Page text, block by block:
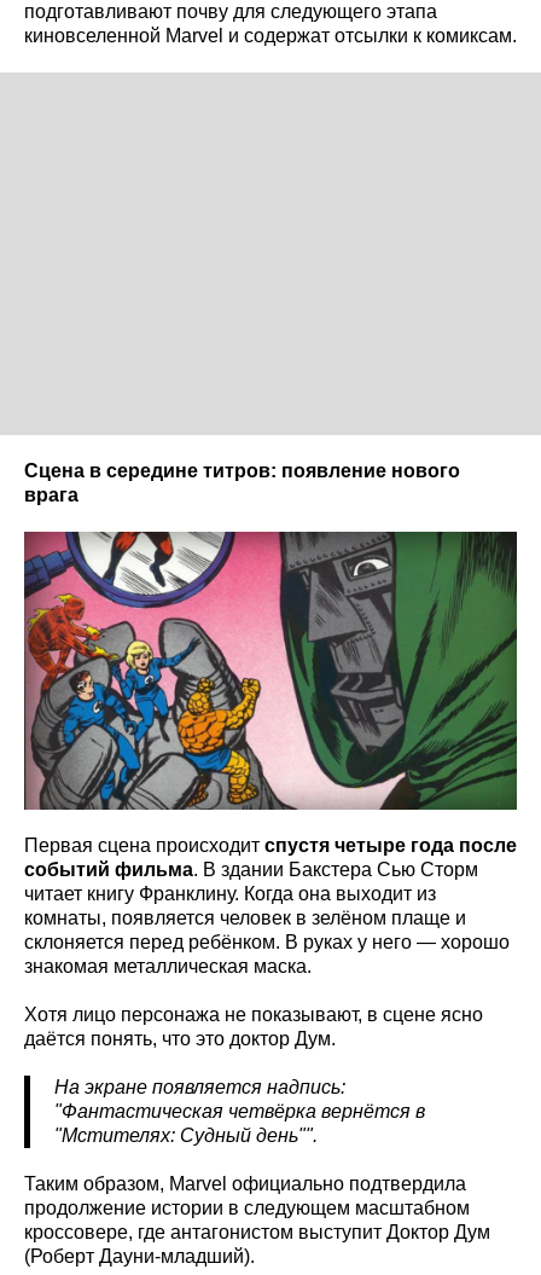
подготавливают почву для следующего этапа
киновселенной Marvel и содержат отсылки к комиксам.
Сцена в середине титров: появление нового
врага
Первая сцена происходит спустя четыре года после
событий фильма. В здании Бакстера Сью Сторм
читает книгу Франклину. Когда она выходит из
комнаты, появляется человек в зелёном плаще и
склоняется перед ребёнком. В руках у него — хорошо
знакомая металлическая маска.
Хотя лицо персонажа не показывают, в сцене ясно
даётся понять, что это доктор Дум.
На экране появляется надпись:
"Фантастическая четвёрка вернётся в
"Мстителях: Судный день"".
Таким образом, Marvel официально подтвердила
продолжение истории в следующем масштабном
кроссовере, где антагонистом выступит Доктор Дум
(Роберт Дауни-младший).